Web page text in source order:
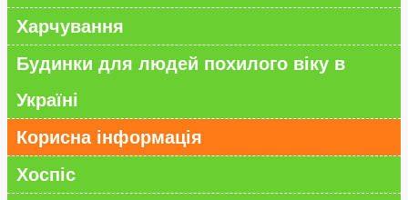
Харчування
Будинки для людей похилого віку в
Україні
Корисна інформація
Хоспіс